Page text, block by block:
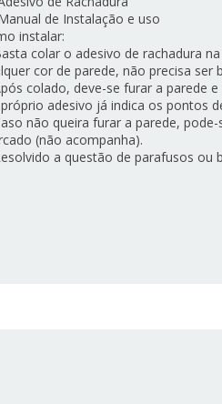
de Instalação e uso
instalar:
colar o adesivo de rachadura
cor de parede, não precisa ser
colado, deve-se furar a parede
adesivo já indica os pontos
não queira furar a parede,
(não acompanha).
a questão de parafusos ou